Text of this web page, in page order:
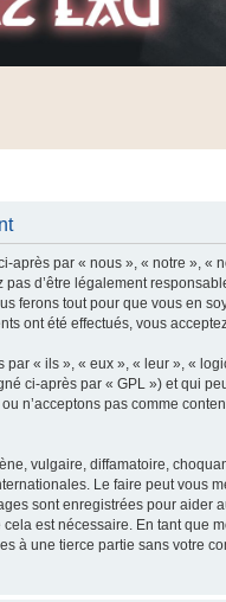
après par « nous », « notre »,
d’être légalement
ferons tout pour que vous en
ont été effectués, vous
« ils », « eux », « leur », «
ci-après par « GPL ») et qui
n’acceptons pas comme
vulgaire, diffamatoire,
Le faire peut vous
sont enregistrées pour
est nécessaire. En tant
à une tierce partie sans votre